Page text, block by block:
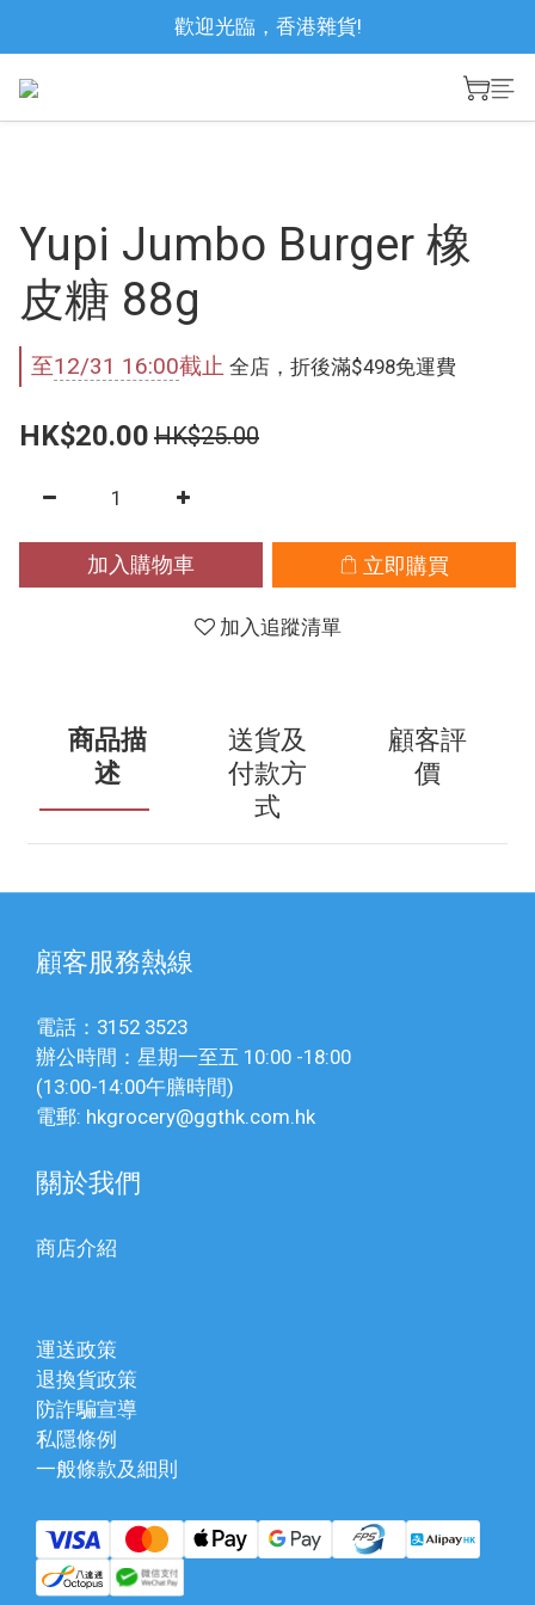
歡迎光臨，香港雜貨!
Yupi Jumbo Burger 橡
皮糖 88g
至12/31 16:00截止 全店，折後滿$498免運費
HK$20.00 HK$25.00
加入購物車 立即購買
加入追蹤清單
商品描
述
送貨及
付款方
式
顧客評
價
顧客服務熱線
電話：3152 3523
辦公時間：星期一至五 10:00 -18:00
(13:00-14:00午膳時間)
電郵: hkgrocery@ggthk.com.hk
關於我們
商店介紹
運送政策
退換貨政策
防詐騙宣導
私隱條例
一般條款及細則